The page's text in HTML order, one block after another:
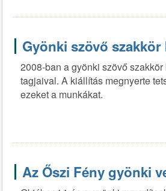
Gyönki szövő
2008-ban a gyönki szövő
tagjaival. A kiállítás megnyerte
ezeket a munkákat.
Az Őszi Fény gyönki